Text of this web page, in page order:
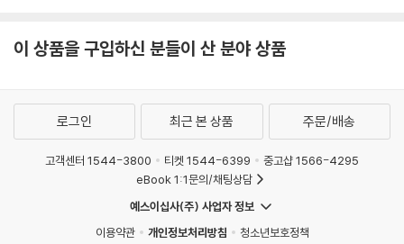
이 상품을 구입하신 분들이 산 분야 상품
로그인 최근 본 상품 주문/배송
고객센터 1544-3800 티켓 1544-6399
중고샵 1566-4295
eBook 1:1문의/채팅상담
예스이십사(주) 사업자 정보
이용약관
개인정보처리방침
청소년보호정책